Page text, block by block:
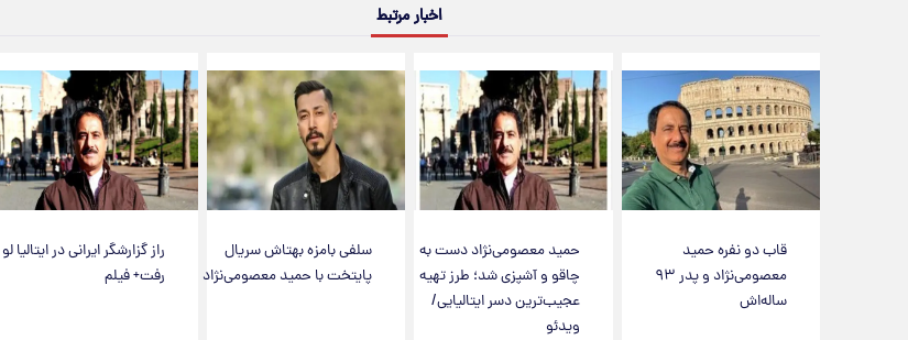
اخبار مرتبط
قاب دو نفره حمید
معصومی‌نژاد و پدر ۹۳
ساله‌اش
حمید معصومی‌نژاد دست به
چاقو و آشپزی شد؛ طرز تهیه
عجیب‌ترین دسر ایتالیایی/
ویدئو
سلفی بامزه بهتاش سریال
پایتخت با حمید معصومی‌نژاد
راز گزارشگر ایرانی در ایتالیا لو
رفت+ فیلم